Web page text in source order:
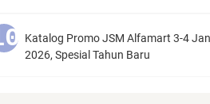
Katalog Promo JSM Alfamart 3-4
2026, Spesial Tahun Baru